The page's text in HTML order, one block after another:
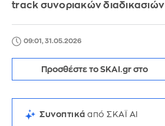
track συνοριακών διαδικασιών
09:01, 31.05.2026
Προσθέστε το SKAI.gr στο
Συνοπτικά από ΣΚΑΪ AI